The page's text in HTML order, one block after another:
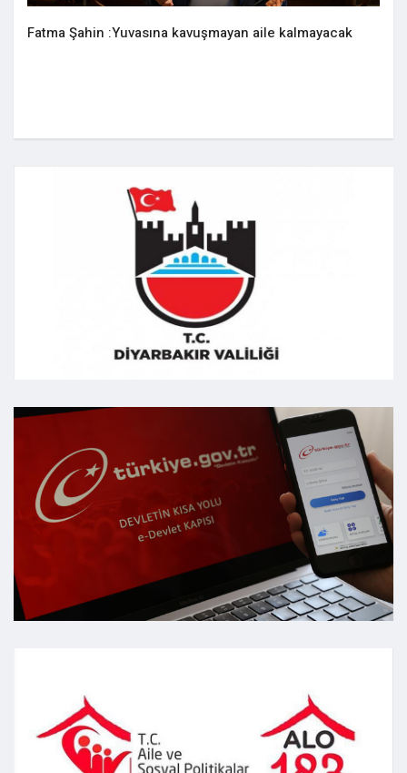
Fatma Şahin :Yuvasına kavuşmayan aile kalmayacak